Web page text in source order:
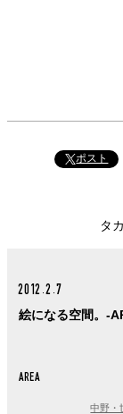
ポスト
タ
2012.2.7
絵になる空間。-
AREA
中野・